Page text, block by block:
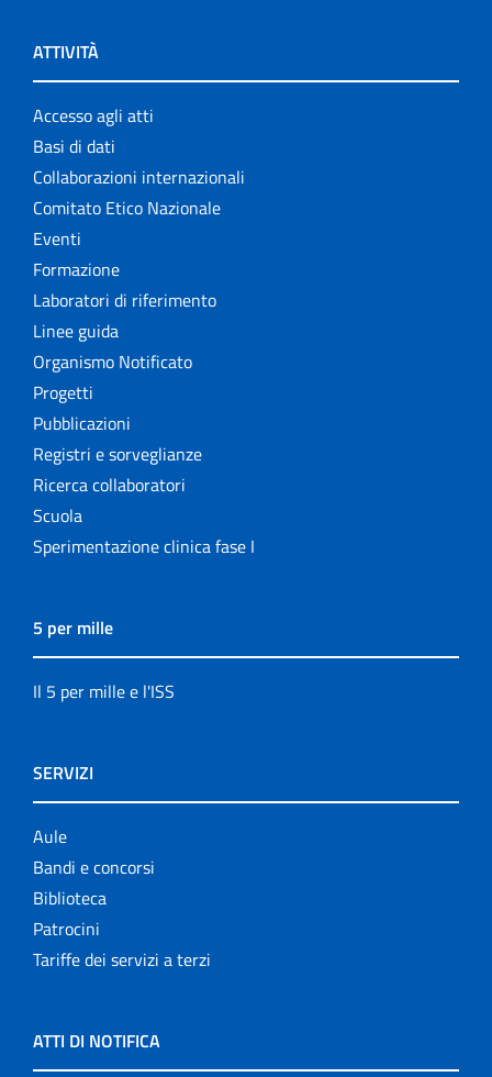
ATTIVITÀ
Accesso agli atti
Basi di dati
Collaborazioni internazionali
Comitato Etico Nazionale
Eventi
Formazione
Laboratori di riferimento
Linee guida
Organismo Notificato
Progetti
Pubblicazioni
Registri e sorveglianze
Ricerca collaboratori
Scuola
Sperimentazione clinica fase I
5 per mille
Il 5 per mille e l'ISS
SERVIZI
Aule
Bandi e concorsi
Biblioteca
Patrocini
Tariffe dei servizi a terzi
ATTI DI NOTIFICA